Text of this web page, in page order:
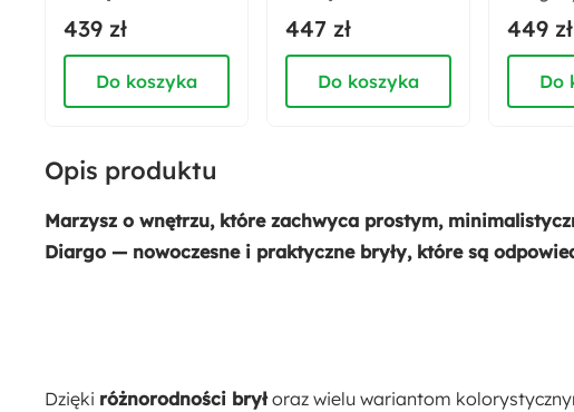
18 cm
Liczba półek:
Numer płyty:
U999 ST7 Czarny
60 cm
Kształt blatu:
Długość:
Cichy domyk
439 zł
Do koszyka
447 zł
Do koszyka
449 zł
Do
Opis produktu
Marzysz o wnętrzu, które zachwyca prostym,
Diargo — nowoczesne i praktyczne bryły, które są
Dzięki różnorodności bryłoraz wielu wariantom